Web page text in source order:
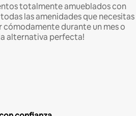
totalmente amueblados con
las amenidades que necesitas
cómodamente durante un mes o
la alternativa perfecta!